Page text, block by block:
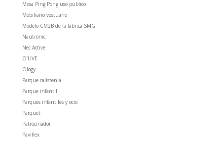
Mesa Ping Pong uso publico
Mobiliario vestuario
Modelo CM2B de la fábrica SMG
Nautronic
Nec Active
O’LIVE
Ology
Parque calistenia
Parque infantil
Parques infantiles y ocio
Parquet
Patrocinador
Paviflex